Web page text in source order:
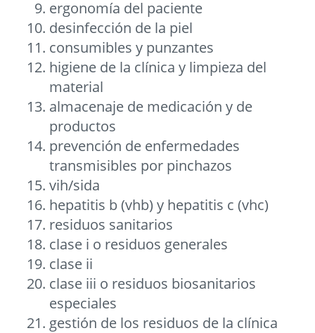
ergonomía del paciente
desinfección de la piel
consumibles y punzantes
higiene de la clínica y limpieza del
material
almacenaje de medicación y de
productos
prevención de enfermedades
transmisibles por pinchazos
vih/sida
hepatitis b (vhb) y hepatitis c (vhc)
residuos sanitarios
clase i o residuos generales
clase ii
clase iii o residuos biosanitarios
especiales
gestión de los residuos de la clínica